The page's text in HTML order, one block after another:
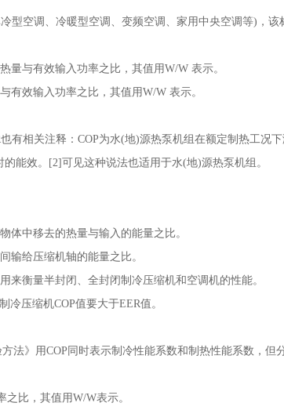
型空调、冷暖型空调、变频空调、家用中央空调等)，该
量与有效输入功率之比，其值用W/W 表示。
有效输入功率之比，其值用W/W 表示。
有相关注释：COP为水(地)源热泵机组在额定制热工况
能效。[2]可见这种说法也适用于水(地)源热泵机组。
体中移去的热量与输入的能量之比。
输给压缩机轴的能量之比。
衡量半封闭、全封闭制冷压缩机和空调机的性能。
压缩机COP值要大于EER值。
法》用COP同时表示制冷性能系数和制热性能系数，但
比，其值用W/W表示。